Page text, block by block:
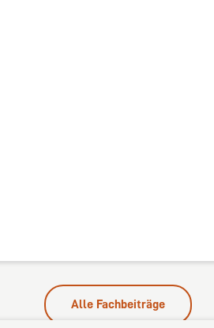
Alle Fachbeiträge